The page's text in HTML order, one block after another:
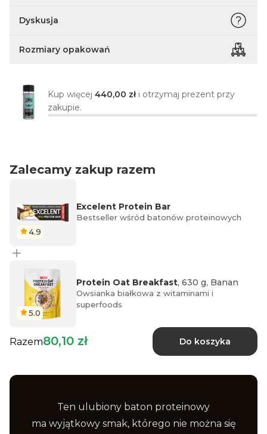
Dyskusja
Rozmiary opakowań
Kup więcej 440,00 złi otrzymaj prezent przy
zakupie.
Zalecamy zakup razem
4.9
Excelent Protein Bar
Bestseller wśród batonów proteinowych
5.0
Protein Oat Breakfast, 630 g, Banan
Owsianka białkowa z witaminami i
superfoods
Razem80,10 zł Do koszyka
Ten ulubiony baton proteinowy
ma wyjątkowy smak, którego nie można się